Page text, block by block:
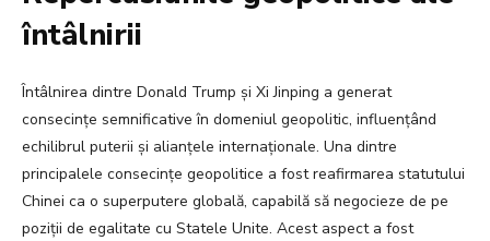
întâlnirii
Întâlnirea dintre Donald Trump și Xi Jinping a generat
consecințe semnificative în domeniul geopolitic, influențând
echilibrul puterii și alianțele internaționale. Una dintre
principalele consecințe geopolitice a fost reafirmarea statutului
Chinei ca o superputere globală, capabilă să negocieze de pe
poziții de egalitate cu Statele Unite. Acest aspect a fost